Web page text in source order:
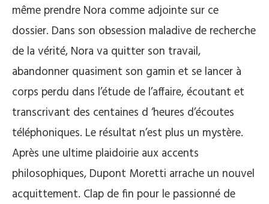
même prendre Nora comme adjointe sur ce
dossier. Dans son obsession maladive de recherche
de la vérité, Nora va quitter son travail,
abandonner quasiment son gamin et se lancer à
corps perdu dans l’étude de l’affaire, écoutant et
transcrivant des centaines d ‘heures d’écoutes
téléphoniques. Le résultat n’est plus un mystère.
Après une ultime plaidoirie aux accents
philosophiques, Dupont Moretti arrache un nouvel
acquittement. Clap de fin pour le passionné de